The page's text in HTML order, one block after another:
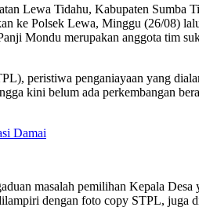
Lewa Tidahu, Kabupaten Sumba
ke Polsek Lewa, Minggu (26/08)
Mondu merupakan anggota tim
peristiwa penganiayaan yang
kini belum ada perkembangan
Damai
masalah pemilihan Kepala
dengan foto copy STPL, juga